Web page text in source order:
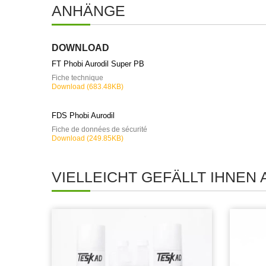
ANHÄNGE
DOWNLOAD
FT Phobi Aurodil Super PB
Fiche technique
Download (683.48KB)
FDS Phobi Aurodil
Fiche de données de sécurité
Download (249.85KB)
VIELLEICHT GEFÄLLT IHNEN